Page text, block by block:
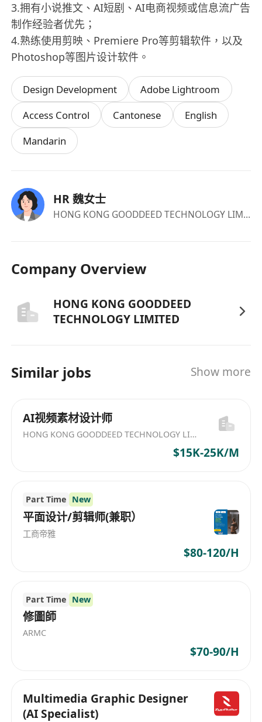
3.拥有小说推文、AI短剧、AI电商视频或信息流广告
制作经验者优先；
4.熟练使用剪映、Premiere Pro等剪辑软件，以及
Photoshop等图片设计软件。
Design Development
Adobe Lightroom
Access Control
Cantonese
English
Mandarin
HR 魏女士
HONG KONG GOODDEED TECHNOLOGY LIMITED
Company Overview
HONG KONG GOODDEED
TECHNOLOGY LIMITED
Similar jobs Show more
AI视频素材设计师
HONG KONG GOODDEED TECHNOLOGY LIMITED
$15K-25K/M
Part Time New
平面设计/剪辑师(兼职）
工商帝雅
$80-120/H
Part Time New
修圖師
ARMC
$70-90/H
Multimedia Graphic Designer
(AI Specialist)